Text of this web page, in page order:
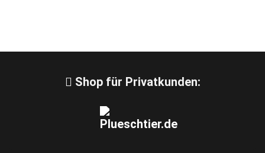
Shop für Privatkunden: